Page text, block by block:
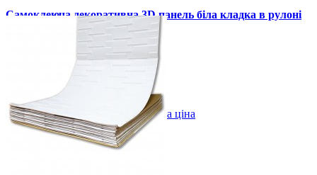
Самоклеюча декоративна 3D панель біла кладка в рулоні
19.6 м 19600x700x5мм
3900 грн. /шт
Купити Оптова ціна